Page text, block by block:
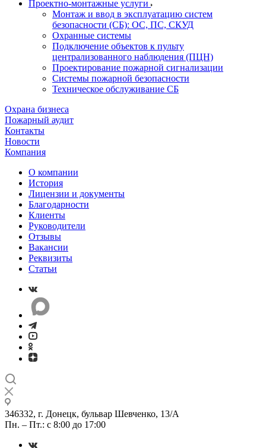
Проектно-монтажные услуги
Монтаж и ввод в эксплуатацию систем
безопасности (СБ): ОС, ПС, СКУД
Охранные системы
Подключение объектов к пульту
централизованного наблюдения (ПЦН)
Проектирование пожарной сигнализации
Системы пожарной безопасности
Техническое обслуживание СБ
Охрана бизнеса
Пожарный аудит
Контакты
Новости
Компания
О компании
История
Лицензии и документы
Благодарности
Клиенты
Руководители
Отзывы
Вакансии
Реквизиты
Статьи
346332, г. Донецк, бульвар Шевченко, 13/А
Пн. – Пт.: с 8:00 до 17:00